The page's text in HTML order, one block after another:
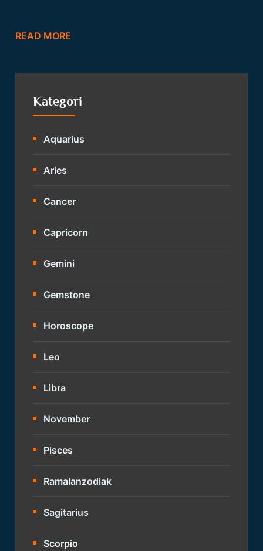
READ MORE
Kategori
Aquarius
Aries
Cancer
Capricorn
Gemini
Gemstone
Horoscope
Leo
Libra
November
Pisces
Ramalanzodiak
Sagitarius
Scorpio